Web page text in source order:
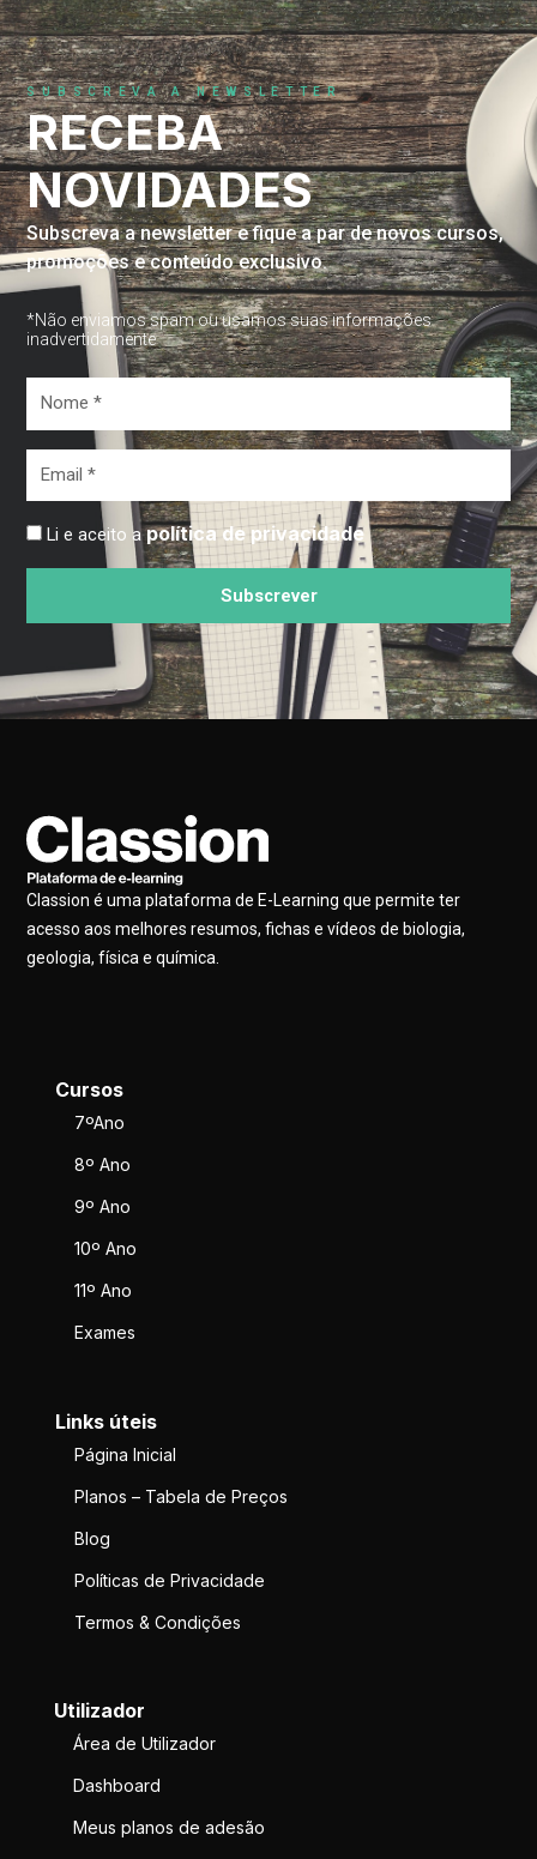
SUBSCREVA A NEWSLETTER
RECEBA
NOVIDADES
Subscreva a newsletter e fique a par de novos cursos,
promoções e conteúdo exclusivo.
*Não enviamos spam ou usamos suas informações
inadvertidamente
Li e aceito apolítica de privacidade
Subscrever
Classion é uma plataforma de E-Learning que permite ter
acesso aos melhores resumos, fichas e vídeos de biologia,
geologia, física e química.
Cursos
7ºAno
8º Ano
9º Ano
10º Ano
11º Ano
Exames
Links úteis
Página Inicial
Planos – Tabela de Preços
Blog
Políticas de Privacidade
Termos & Condições
Utilizador
Área de Utilizador
Dashboard
Meus planos de adesão